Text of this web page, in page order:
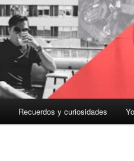
Recuerdos y curiosidades